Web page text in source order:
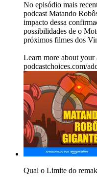
No episódio mais
podcast Matando
impacto dessa
possibilidades de o
próximos filmes dos
Learn more about your
podcastchoices.com/
Qual o Limite do